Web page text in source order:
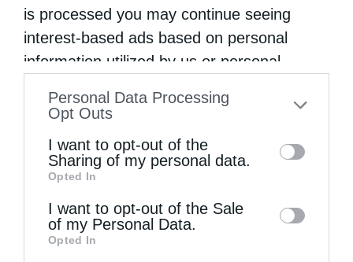
is processed you may continue seeing
interest-based ads based on personal
information utilized by us or personal
to your opt-out. You may separately opt-out
information by third parties on the IAB’s list
of downstream participants. This
information may also be disclosed by us to
third parties on theIAB’s List of
Downstream Participants
Personal Data Processing
Opt Outs
I want to opt-out of the
Sharing of my personal data.
Opted In
I want to opt-out of the Sale
of my Personal Data.
Opted In
τιμάται η ανακομιδή των λειψάνων του Αγίου
Νεκταρίου και η μνήμη του Οσίου …